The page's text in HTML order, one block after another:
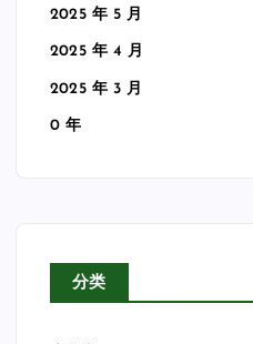
2025 年 5 月
2025 年 4 月
2025 年 3 月
0 年
分类